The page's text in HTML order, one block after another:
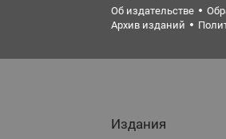
Об издательстве
Архив изданий
Издания